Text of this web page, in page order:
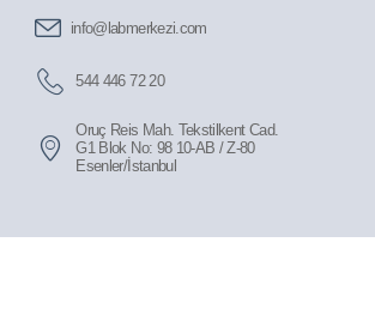
info@labmerkezi.com
544 446 72 20
Oruç Reis Mah. Tekstilkent Cad.
G1 Blok No: 98 10-AB / Z-80
Esenler/İstanbul